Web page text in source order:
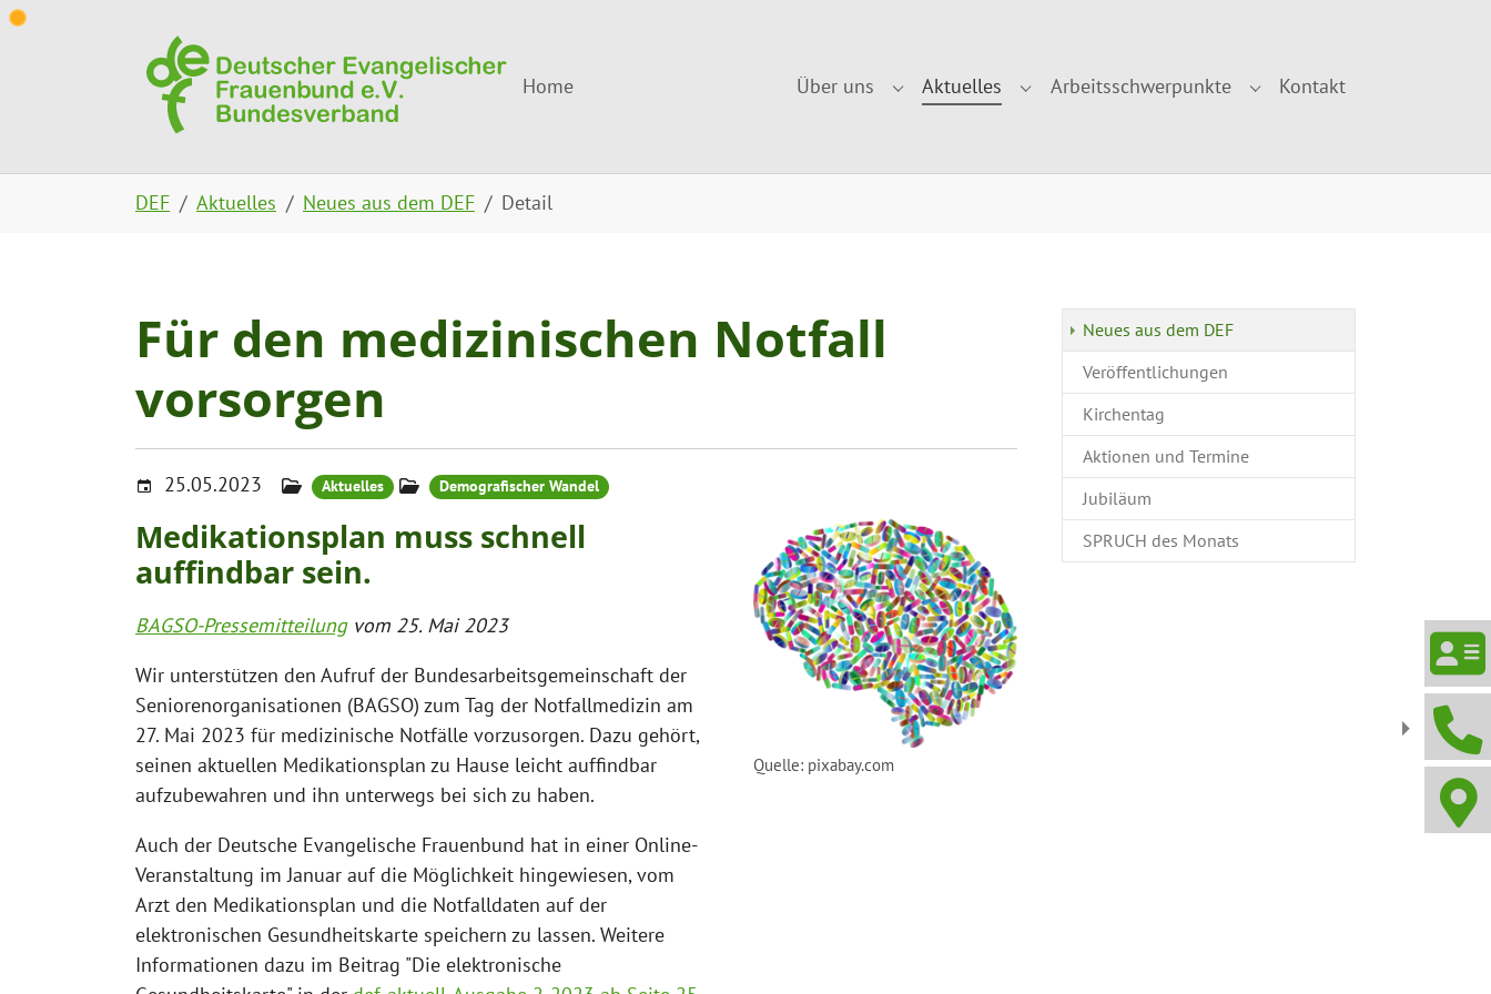
Skip to main content
Skip to page footer
Home Über uns Submenu for "Über uns"
Aktuelles Submenu for "Aktuelles"
Arbeitsschwerpunkte Submenu for
Kontakt
DEF Aktuelles Neues aus dem DEF Detail
Für den medizinischen Notfall
vorsorgen
25.05.2023 Aktuelles Demografischer Wandel
Medikationsplan muss schnell
auffindbar sein.
BAGSO-Pressemitteilungvom 25. Mai 2023
Wir unterstützen den Aufruf der Bundesarbeitsgemeinschaft der
Seniorenorganisationen (BAGSO) zum Tag der Notfallmedizin am
27. Mai 2023 für medizinische Notfälle vorzusorgen. Dazu gehört,
seinen aktuellen Medikationsplan zu Hause leicht auffindbar
aufzubewahren und ihn unterwegs bei sich zu haben.
Auch der Deutsche Evangelische Frauenbund hat in einer Online-
Veranstaltung im Januar auf die Möglichkeit hingewiesen, vom
Arzt den Medikationsplan und die Notfalldaten auf der
elektronischen Gesundheitskarte speichern zu lassen. Weitere
Informationen dazu im Beitrag "Die elektronische
Quelle: pixabay.com
Neues aus dem DEF
Veröffentlichungen
Kirchentag
Aktionen und Termine
Jubiläum
SPRUCH des Monats